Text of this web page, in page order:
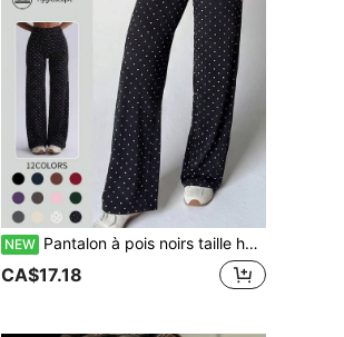
NEW Pantalon à pois noirs taille haute jambes larges - Haute élasticité, amincissant, effet liftant des fesses, convient pour diverses activités sportives et décontractées, pantalon de yoga
CA$17.18